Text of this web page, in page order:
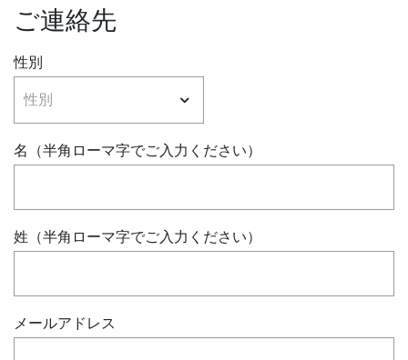
ご連絡先
性別
名（半角ローマ字でご入力ください）
姓（半角ローマ字でご入力ください）
メールアドレス